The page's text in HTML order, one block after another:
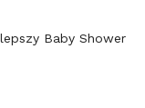
Baby Shower